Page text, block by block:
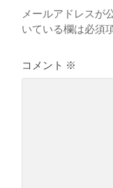
メールアドレスが
いている欄は必須
コメント ※